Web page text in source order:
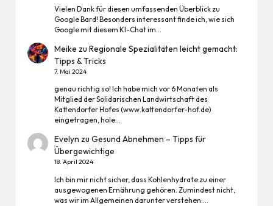
Vielen Dank für diesen umfassenden Überblick zu
Google Bard! Besonders interessant finde ich, wie sich
Google mit diesem KI-Chat im…
Meike zuRegionale Spezialitäten leicht gemacht:
Tipps & Tricks
7. Mai 2024
genau richtig so! Ich habe mich vor 6 Monaten als
Mitglied der Solidarischen Landwirtschaft des
Kattendorfer Hofes (www.kattendorfer-hof.de)
eingetragen, hole…
Evelyn zuGesund Abnehmen – Tipps für
Übergewichtige
18. April 2024
Ich bin mir nicht sicher, dass Kohlenhydrate zu einer
ausgewogenen Ernährung gehören. Zumindest nicht,
was wir im Allgemeinen darunter verstehen:…